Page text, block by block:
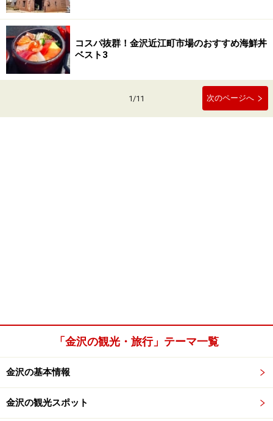
コスパ抜群！金沢近江町市場のおすすめ海鮮丼
ベスト3
1/11 次のページへ
「金沢の観光・旅行」テーマ一覧
金沢の基本情報
金沢の観光スポット